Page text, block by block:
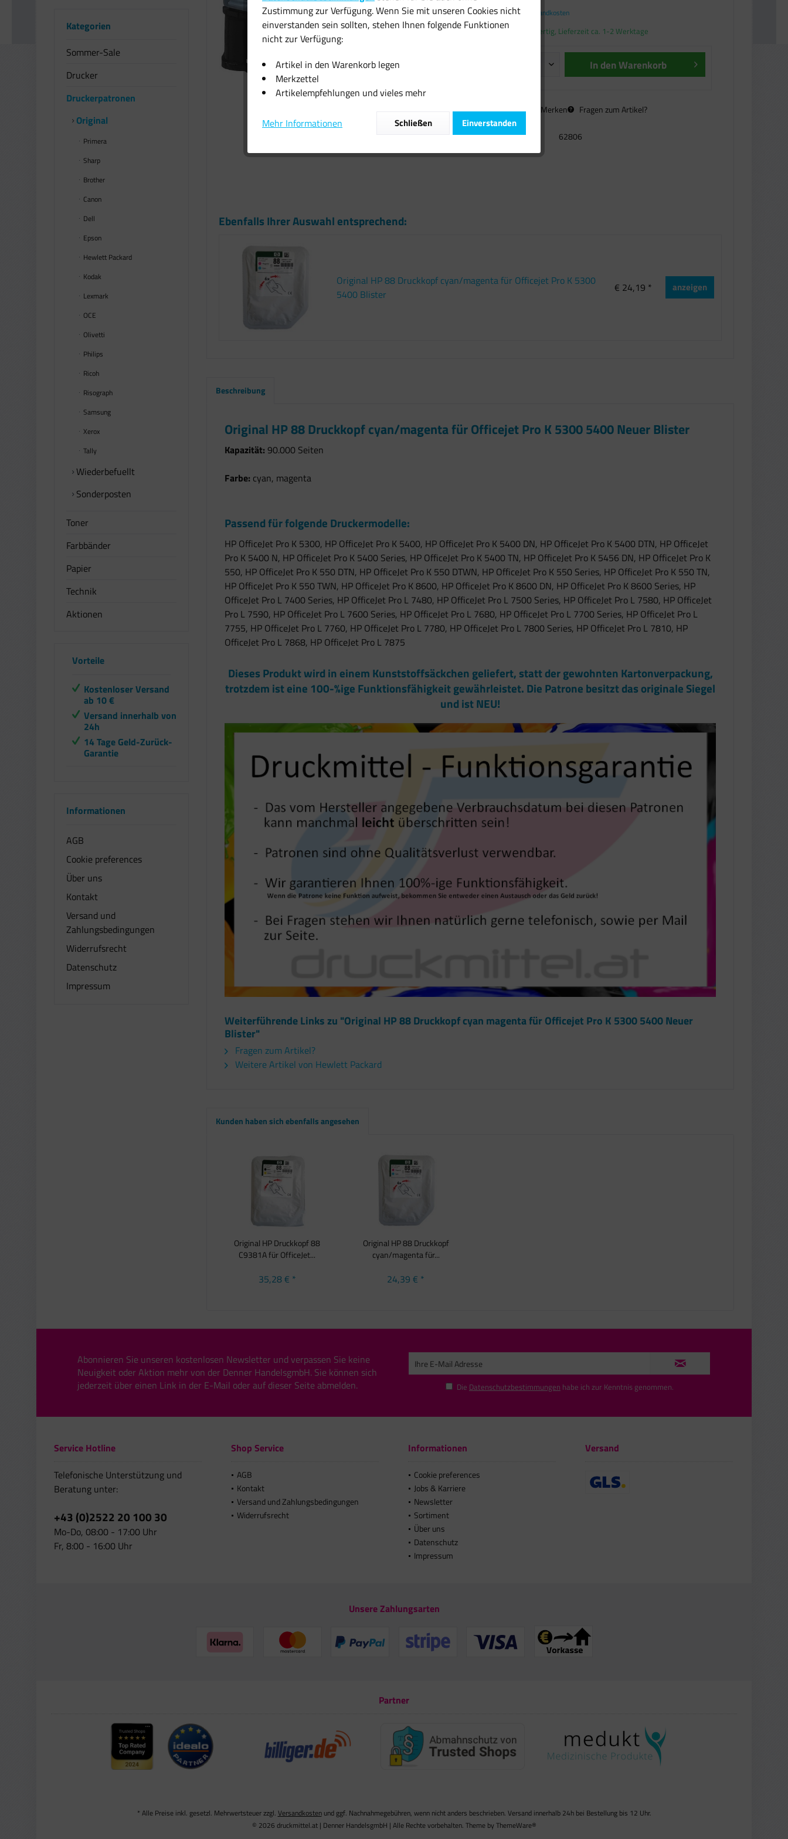
Kategorien
Sommer-Sale
Drucker
Druckerpatronen
Original
Primera
Sharp
Brother
Canon
Dell
Epson
Hewlett Packard
Kodak
Lexmark
OCE
Olivetti
Philips
Ricoh
Risograph
Samsung
Xerox
Tally
Wiederbefuellt
Sonderposten
Toner
Farbbänder
Papier
Technik
Aktionen
Vorteile
Kostenloser Versand
ab 10 €
Versand innerhalb von
24h
14 Tage Geld-Zurück-
Garantie
Informationen
AGB
Cookie preferences
Über uns
Kontakt
Versand und
Zahlungsbedingungen
Widerrufsrecht
Datenschutz
Impressum
inkl. MwSt.zzgl. Versandkosten
Sofort versandfertig, Lieferzeit ca. 1-2 Werktage
In denWarenkorb
Vergleichen Merken Fragen zum Artikel?
Artikel-Nr.: 62806
Ebenfalls Ihrer Auswahl entsprechend:
Original HP 88 Druckkopf cyan/magenta für Officejet Pro K 5300
5400 Blister
€ 24,19 * anzeigen
Beschreibung
Original HP 88 Druckkopf cyan/magenta für Officejet Pro K 5300 5400 Neuer Blister
Kapazität: 90.000 Seiten
Farbe: cyan, magenta
Passend für folgende Druckermodelle:
HP OfficeJet Pro K 5300, HP OfficeJet Pro K 5400, HP OfficeJet Pro K 5400 DN, HP OfficeJet Pro K 5400 DTN, HP OfficeJet
Pro K 5400 N, HP OfficeJet Pro K 5400 Series, HP OfficeJet Pro K 5400 TN, HP OfficeJet Pro K 5456 DN, HP OfficeJet Pro K
550, HP OfficeJet Pro K 550 DTN, HP OfficeJet Pro K 550 DTWN, HP OfficeJet Pro K 550 Series, HP OfficeJet Pro K 550 TN,
HP OfficeJet Pro K 550 TWN, HP OfficeJet Pro K 8600, HP OfficeJet Pro K 8600 DN, HP OfficeJet Pro K 8600 Series, HP
OfficeJet Pro L 7400 Series, HP OfficeJet Pro L 7480, HP OfficeJet Pro L 7500 Series, HP OfficeJet Pro L 7580, HP OfficeJet
Pro L 7590, HP OfficeJet Pro L 7600 Series, HP OfficeJet Pro L 7680, HP OfficeJet Pro L 7700 Series, HP OfficeJet Pro L
7755, HP OfficeJet Pro L 7760, HP OfficeJet Pro L 7780, HP OfficeJet Pro L 7800 Series, HP OfficeJet Pro L 7810, HP
OfficeJet Pro L 7868, HP OfficeJet Pro L 7875
Dieses Produkt wird in einem Kunststoffsäckchen geliefert, statt der gewohnten Kartonverpackung,
trotzdem ist eine 100-%ige Funktionsfähigkeit gewährleistet. Die Patrone besitzt das originale Siegel
und ist NEU!
Weiterführende Links zu "Original HP 88 Druckkopf cyan magenta für Officejet Pro K 5300 5400 Neuer
Blister"
Fragen zum Artikel?
Weitere Artikel von Hewlett Packard
Kunden haben sich ebenfalls angesehen
Original HP Druckkopf 88
C9381A für OfficeJet...
35,28 € *
Original HP 88 Druckkopf
cyan/magenta für...
24,39 € *
Abonnieren Sie unseren kostenlosen Newsletter und verpassen Sie keine
Neuigkeit oder Aktion mehr von der Denner HandelsgmbH. Sie können sich
jederzeit über einen Link in der E-Mail oder auf dieser Seite abmelden.
Die Datenschutzbestimmungen habe ich zur Kenntnis genommen.
Service Hotline
Telefonische Unterstützung und
Beratung unter:
+43 (0)2522 20 100 30
Mo-Do, 08:00 - 17:00 Uhr
Fr, 8:00 - 16:00 Uhr
Shop Service
AGB
Kontakt
Versand und Zahlungsbedingungen
Widerrufsrecht
Informationen
Cookie preferences
Jobs & Karriere
Newsletter
Sortiment
Über uns
Datenschutz
Impressum
Versand
Unsere Zahlungsarten
Partner
* Alle Preise inkl. gesetzl. Mehrwertsteuer zzgl. Versandkostenund ggf. Nachnahmegebühren, wenn nicht anders beschrieben. Versand innerhalb 24h bei Bestellung bis 12 Uhr.
© 2026 druckmittel.at | Denner HandelsgmbH | Alle Rechte vorbehalten. Theme byThemeWare®
Zustimmung zur Verfügung. Wenn Sie mit unseren Cookies nicht
einverstanden sein sollten, stehen Ihnen folgende Funktionen
nicht zur Verfügung:
Artikel in den Warenkorb legen
Merkzettel
Artikelempfehlungen und vieles mehr
Mehr Informationen Einverstanden
Schließen